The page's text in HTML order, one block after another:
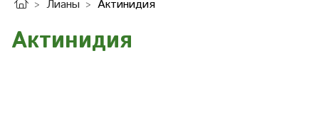
Лианы Актинидия
Актинидия